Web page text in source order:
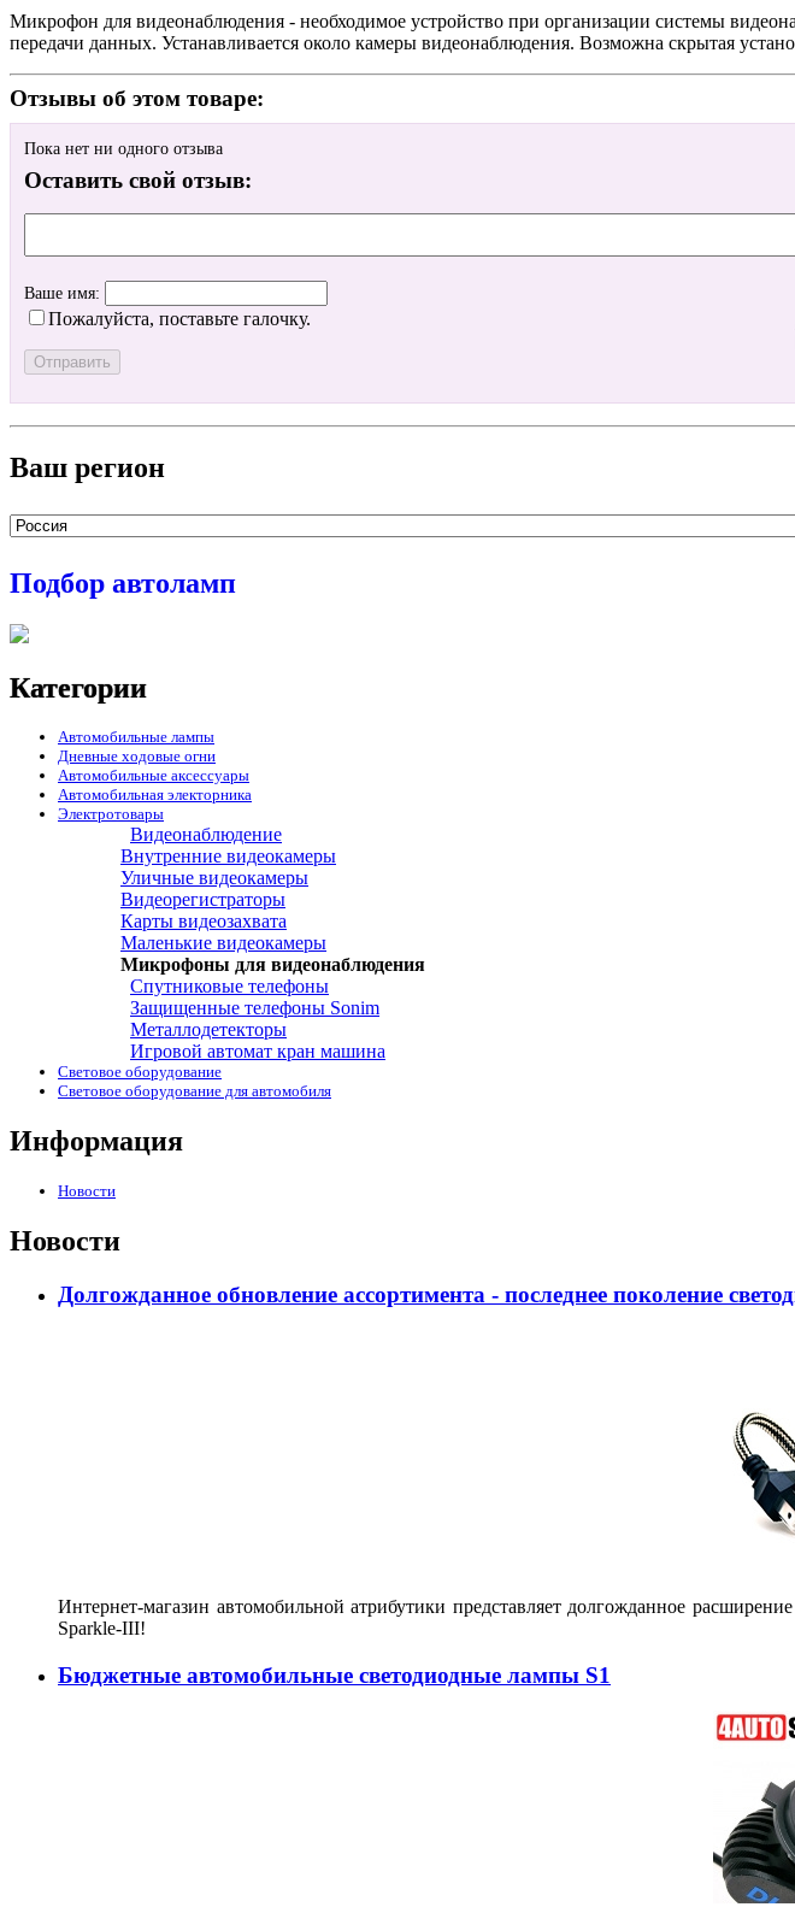
Микрофон для видеонаблюдения - необходимое устройство при организации системы
передачи данных. Устанавливается около камеры видеонаблюдения. Возможна скрытая
Отзывы об этом товаре:
Пока нет ни одного отзыва
Оставить свой отзыв:
Ваше имя:
Пожалуйста, поставьте галочку.
Ваш регион
Подбор автоламп
Категории
Автомобильные лампы
Дневные ходовые огни
Автомобильные аксессуары
Автомобильная электорника
Электротовары
Видеонаблюдение
Внутренние видеокамеры
Уличные видеокамеры
Видеорегистраторы
Карты видеозахвата
Маленькие видеокамеры
Микрофоны для видеонаблюдения
Спутниковые телефоны
Защищенные телефоны Sonim
Металлодетекторы
Игровой автомат кран машина
Световое оборудование
Световое оборудование для автомобиля
Информация
Новости
Новости
Долгожданное обновление ассортимента - последнее поколение
Интернет-магазин автомобильной атрибутики представляет долгожданное
Sparkle-III!
Бюджетные автомобильные светодиодные лампы S1